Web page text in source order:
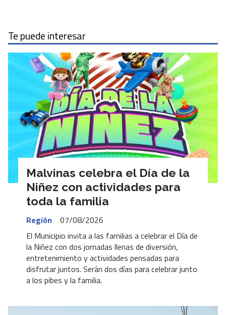
Te puede interesar
Malvinas celebra el Día de la
Niñez con actividades para
toda la familia
Región
07/08/2026
El Municipio invita a las familias a celebrar el Día de
la Niñez con dos jornadas llenas de diversión,
entretenimiento y actividades pensadas para
disfrutar juntos. Serán dos días para celebrar junto
a los pibes y la familia.